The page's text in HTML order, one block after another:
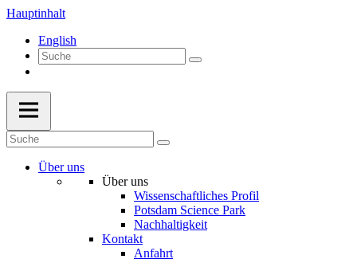
Hauptinhalt
English
Über uns
Über uns
Wissenschaftliches Profil
Potsdam Science Park
Nachhaltigkeit
Kontakt
Anfahrt